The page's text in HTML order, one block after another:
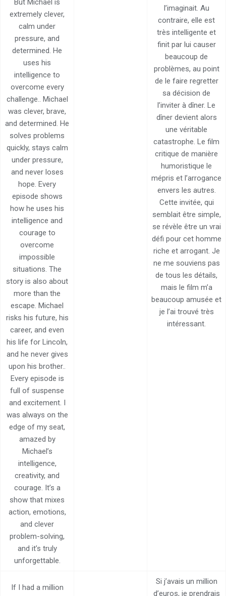
But Michael is
extremely clever,
calm under
pressure, and
determined. He
uses his
intelligence to
overcome every
challenge.. Michael
was clever, brave,
and determined. He
solves problems
quickly, stays calm
under pressure,
and never loses
hope. Every
episode shows
how he uses his
intelligence and
courage to
overcome
impossible
situations. The
story is also about
more than the
escape. Michael
risks his future, his
career, and even
his life for Lincoln,
and he never gives
upon his brother..
Every episode is
full of suspense
and excitement. I
was always on the
edge of my seat,
amazed by
Michael’s
intelligence,
creativity, and
courage. It’s a
show that mixes
action, emotions,
and clever
problem-solving,
and it’s truly
unforgettable.
l’imaginait. Au
contraire, elle est
très intelligente et
finit par lui causer
beaucoup de
problèmes, au point
de le faire regretter
sa décision de
l’inviter à dîner. Le
dîner devient alors
une véritable
catastrophe. Le film
critique de manière
humoristique le
mépris et l’arrogance
envers les autres.
Cette invitée, qui
semblait être simple,
se révèle être un vrai
défi pour cet homme
riche et arrogant. Je
ne me souviens pas
de tous les détails,
mais le film m’a
beaucoup amusée et
je l’ai trouvé très
intéressant.
If I had a million
Si j’avais un million
d’euros, je prendrais